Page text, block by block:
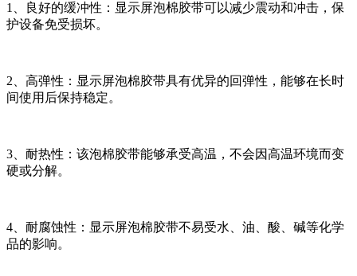
1、良好的缓冲性：显示屏泡棉胶带可以减少震动和冲击，保
护设备免受损坏。
2、高弹性：显示屏泡棉胶带具有优异的回弹性，能够在长时
间使用后保持稳定。
3、耐热性：该泡棉胶带能够承受高温，不会因高温环境而变
硬或分解。
4、耐腐蚀性：显示屏泡棉胶带不易受水、油、酸、碱等化学
品的影响。